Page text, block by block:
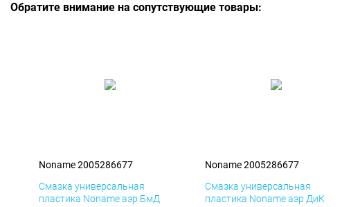
Обратите внимание на сопутствующие товары:
Noname 2005286677
Смазка универсальная
пластика Noname аэр БмД
Noname 2005286677
Смазка универсальная
пластика Noname аэр ДиК